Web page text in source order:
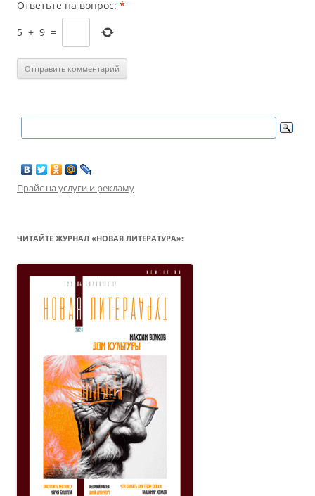
Ответьте на вопрос: *
5 + 9 =
Прайс на услуги и рекламу
ЧИТАЙТЕ ЖУРНАЛ «НОВАЯ ЛИТЕРАТУРА»: